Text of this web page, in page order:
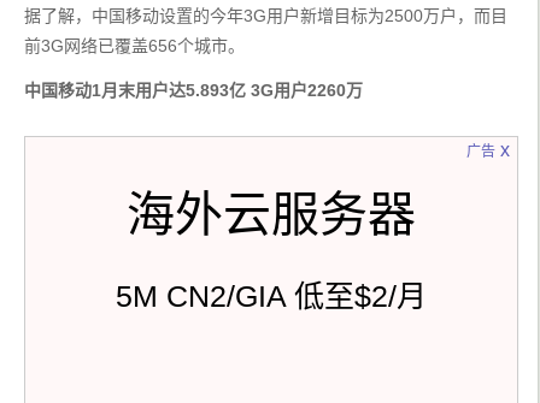
据了解，中国移动设置的今年3G用户新增目标为2500万户，而目
前3G网络已覆盖656个城市。
中国移动1月末用户达5.893亿 3G用户2260万
广告
海外云服务器
5M CN2/GIA 低至$2/月
x